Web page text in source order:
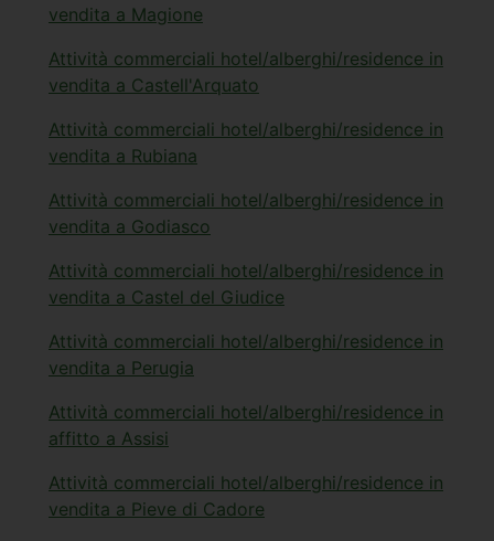
vendita a Magione
Attività commerciali hotel/alberghi/residence in
vendita a Castell'Arquato
Attività commerciali hotel/alberghi/residence in
vendita a Rubiana
Attività commerciali hotel/alberghi/residence in
vendita a Godiasco
Attività commerciali hotel/alberghi/residence in
vendita a Castel del Giudice
Attività commerciali hotel/alberghi/residence in
vendita a Perugia
Attività commerciali hotel/alberghi/residence in
affitto a Assisi
Attività commerciali hotel/alberghi/residence in
vendita a Pieve di Cadore